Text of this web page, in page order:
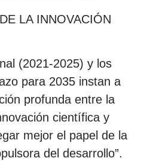
LA INNOVACIÓN
(2021-2025) y los
para 2035 instan a
profunda entre la
científica y
mejor el papel de la
del desarrollo”.